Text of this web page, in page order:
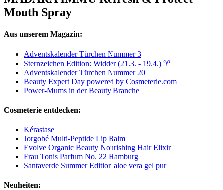
Mouth Spray
Aus unserem Magazin:
Adventskalender Türchen Nummer 3
Sternzeichen Edition: Widder (21.3. - 19.4.) ♈︎
Adventskalender Türchen Nummer 20
Beauty Expert Day powered by Cosmeterie.com
Power-Mums in der Beauty Branche
Cosmeterie entdecken:
Kérastase
Jorgobé Multi-Peptide Lip Balm
Evolve Organic Beauty Nourishing Hair Elixir
Frau Tonis Parfum No. 22 Hamburg
Santaverde Summer Edition aloe vera gel pur
Neuheiten: